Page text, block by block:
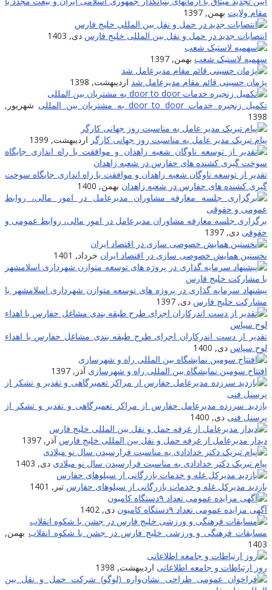
مقام ولایت بهمن, 1397
انتصابات جدید در حمل و نقل بین المللی خلیج فارس دی, 1403
سهمیه لاستیک شعب بهمن, 1397
پژمان حسینی قائم مقام مدیرعامل شد اردیبهشت, 1398
تکمیل زنجیره خدمات door to door به مشتریان بین المللى
شهریور,
1398
پیام تبریک مدیر عامل به مناسبت روز جهانی کارگر اردیبهشت, 1399
تقدیر از توسعه ناوگان شعبه زاهدان و موافقت با راه اندازی جایگاه سوخت
گیری کشنده های حفارس در شعبه زاهدان بهمن, 1400
برگزاری جلسه معارفه مشاوران مدیرعامل در امور مالی، روابط عمومی و
حقوقی دی, 1397
نخستین همایش خصوصی سازی در اقتصاد ایران خرداد, 1401
پیشنهاد سرمایه گذاری در پروژه های توسعه متوازن شهرداری اسلامشهر با
مشارکت خلیج فارس دی, 1397
تقدیر از دست اندرکاران اجرای طرح طبقه بندی مشاغل حفارس با اهداء
لوح سپاس دی, 1400
افتتاح سومین نمایشگاه بین المللی راه و شهرسازی آذر, 1397
بازدید سرزده مدیرعامل حفارس از مراکز تعمیرگاهی و تقدیر و تشکر از
پرسنل فنی دی, 1400
دیدار مدیرعامل از غرفه حمل و نقل بین المللی خلیج فارس آذر, 1397
پیام تبریک دکتر خدادادی به مناسبت فرارسیدن سال نو میلادی دی, 1403
بازدید مدیرکل غله و خدمات بازرگانی از سیلوهای حفارس تیر, 1401
آگهی مزایده عمومی تعداد ۹دستگاه کامیون
دی, 1402
مسابقات فرهنگی و ورزشی خلیج فارس در جشن با شکوه انقلاب بهمن,
1403
روز ارتباطات و جامعه اطلاعاتى اردیبهشت, 1398